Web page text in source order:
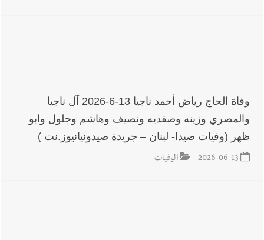
وفاة الحاج رياض أحمد ناجيا 13-6-2026 آل ناجيا
والمصري وزينه وصفديه ونصيف وهاشم وجلول وابو
ظهر (وفيات صيدا- لبنان – جريدة صيدونيانيوز.نت )
2026-06-13 الوفيات